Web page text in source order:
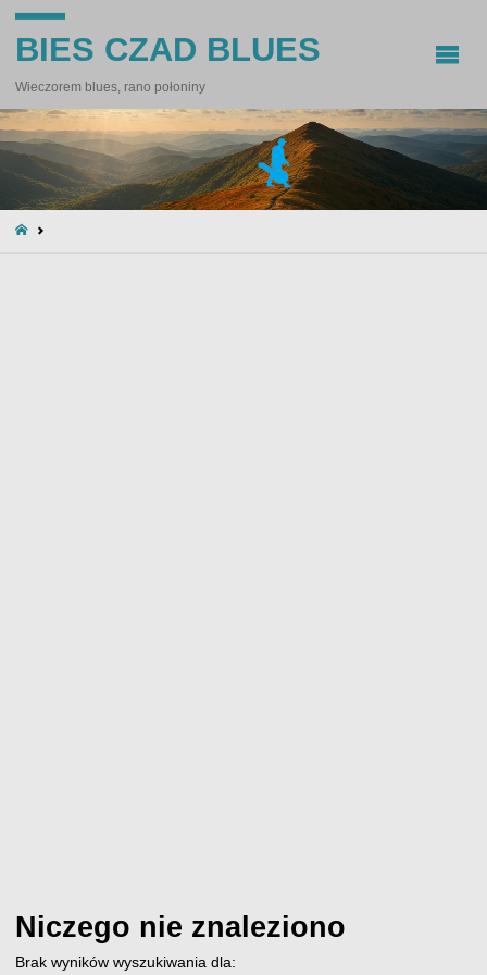
BIES CZAD BLUES
Wieczorem blues, rano połoniny
STRONA
Niczego nie znaleziono
Brak wyników wyszukiwania dla: